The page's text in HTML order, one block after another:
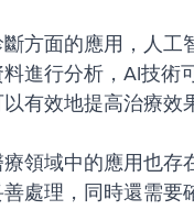
方面的應用，人
進行分析，AI技術
有效地提高治療效
領域中的應用也
處理，同時還需